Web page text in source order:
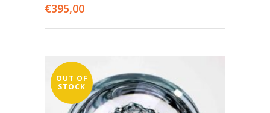
€395,00
OUT OF
STOCK